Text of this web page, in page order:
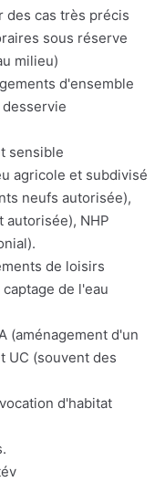
des cas très précis
sous réserve
milieu)
d'ensemble
sensible
agricole et subdivisé
neufs autorisée),
autorisée), NHP
de loisirs
de l'eau
(aménagement d'un
UC (souvent des
d'habitat